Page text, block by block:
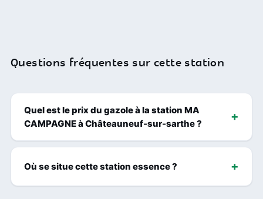
Questions fréquentes sur cette station
Quel est le prix du gazole à la station MA
CAMPAGNE à Châteauneuf-sur-sarthe ?
Où se situe cette station essence ?